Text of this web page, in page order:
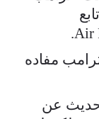
مفاده
عن